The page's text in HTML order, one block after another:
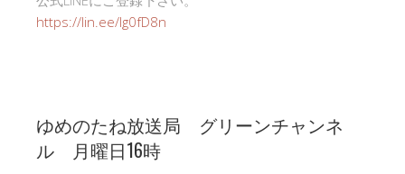
https://lin.ee/Ig0fD8n
ゆめのたね放送局 グリーンチャンネ
ル 月曜日16時